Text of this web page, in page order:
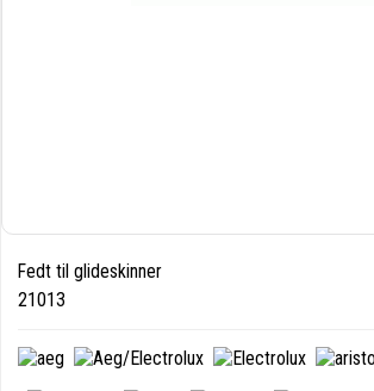
Fedt til glideskinner
21013